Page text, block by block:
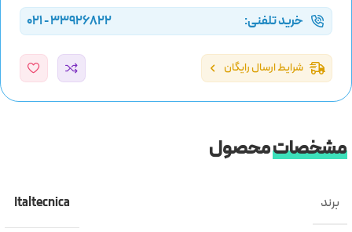
خرید تلفنی: 33926822 - 021
شرایط ارسال رایگان
مشخصاتمحصول
برند Italtecnica